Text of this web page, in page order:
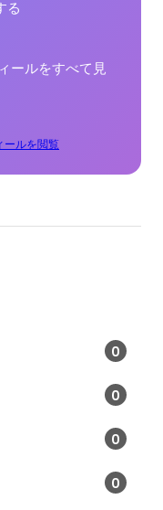
る
ールをすべて見
ールを閲覧
0
0
0
0